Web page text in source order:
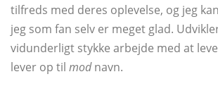
tilfreds med deres oplevelse, og jeg
jeg som fan selv er meget glad.
vidunderligt stykke arbejde med at
lever op til modnavn.